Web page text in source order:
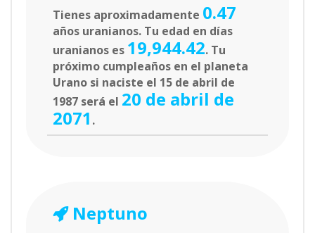
Tienes aproximadamente 0.47
años uranianos. Tu edad en días
uranianos es 19,944.42. Tu
próximo cumpleaños en el planeta
Urano si naciste el 15 de abril de
1987 será el 20 de abril de
2071 .
Neptuno